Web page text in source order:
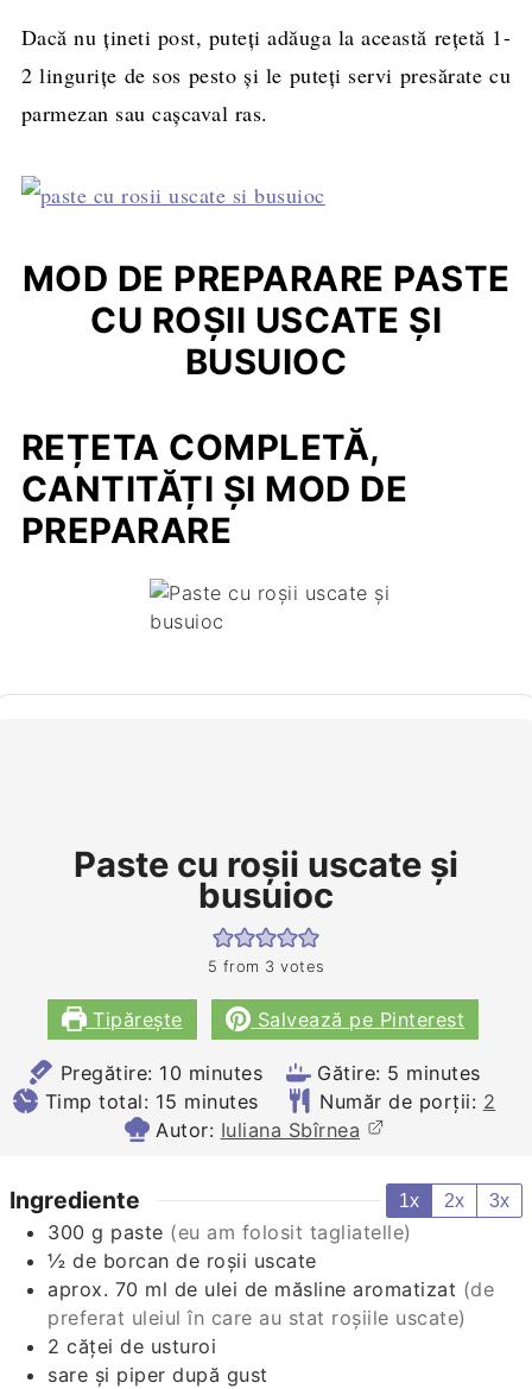
Dacă nu ţineti post, puteţi adăuga la această reţetă 1-
2 linguriţe de sos pesto şi le puteţi servi presărate cu
parmezan sau caşcaval ras.
MOD DE PREPARARE PASTE
CU ROŞII USCATE ŞI
BUSUIOC
REȚETA COMPLETĂ,
CANTITĂȚI ȘI MOD DE
PREPARARE
Paste cu roşii uscate şi
busuioc
5 from 3 votes
Tipărește Salvează pe Pinterest
Pregătire: 10minutes
minutes Gătire: 5 minutes
minutes
Timp total: 15 minutes
minutes Număr de porții: 2
Autor: Iuliana Sbîrnea
Ingrediente 1x 2x 3x
300 g paste (eu am folosit tagliatelle)
½ de borcan de roşii uscate
aprox. 70 ml de ulei de măsline aromatizat (de
preferat uleiul în care au stat roşiile uscate)
2 căţei de usturoi
sare şi piper după gust